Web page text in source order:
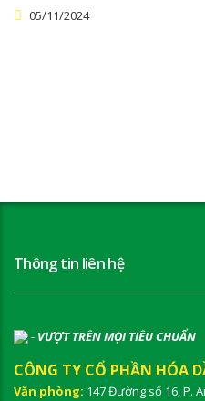
05/11/2024
Thông tin liên hệ
- VƯỢT TRÊN MỌI TIÊU CHUẨN
CÔNG TY CỔ PHẦN HÓA
Văn phòng: 147 Đường số 16, P.